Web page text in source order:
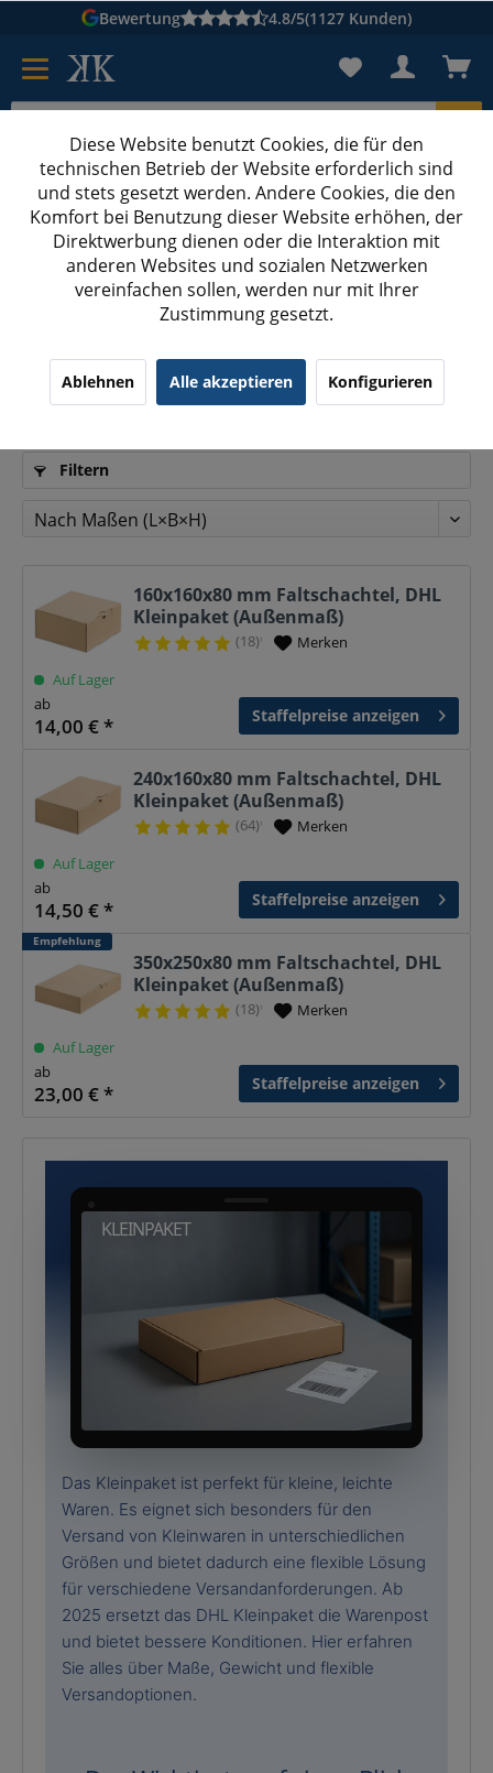
Bewertung 4.8/5(1127 Kunden)
Karton suchen
Kartons bedruckenKartons nach Maß
DHL Kleinpaket
Kleinpaket Versand – Die beste Lösung für
kleine Waren
Filtern
160x160x80 mm Faltschachtel, DHL
Kleinpaket (Außenmaß)
(18)¹ Merken
Auf Lager
ab
14,00 € * Staffelpreise anzeigen
240x160x80 mm Faltschachtel, DHL
Kleinpaket (Außenmaß)
(64)¹ Merken
Auf Lager
ab
14,50 € * Staffelpreise anzeigen
Empfehlung
350x250x80 mm Faltschachtel, DHL
Kleinpaket (Außenmaß)
(18)¹ Merken
Auf Lager
ab
23,00 € * Staffelpreise anzeigen
KLEINPAKET
Das Kleinpaket ist perfekt für kleine, leichte
Waren. Es eignet sich besonders für den
Versand von Kleinwaren in unterschiedlichen
Größen und bietet dadurch eine flexible Lösung
für verschiedene Versandanforderungen. Ab
2025 ersetzt das DHL Kleinpaket die Warenpost
und bietet bessere Konditionen. Hier erfahren
Sie alles über Maße, Gewicht und flexible
Versandoptionen.
Diese Website benutzt Cookies, die für den
technischen Betrieb der Website erforderlich sind
und stets gesetzt werden. Andere Cookies, die den
Komfort bei Benutzung dieser Website erhöhen, der
Direktwerbung dienen oder die Interaktion mit
anderen Websites und sozialen Netzwerken
vereinfachen sollen, werden nur mit Ihrer
Zustimmung gesetzt.
Ablehnen Alle akzeptieren Konfigurieren